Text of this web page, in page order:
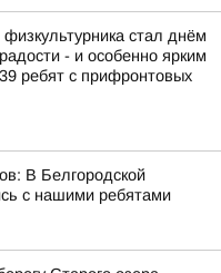
стал днём
- и особенно ярким
ребят с прифронтовых
В Белгородской
с нашими ребятами